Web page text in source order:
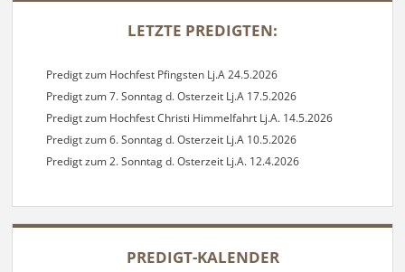
SIDEBAR
LETZTE PREDIGTEN:
Predigt zum Hochfest Pfingsten Lj.A 24.5.2026
Predigt zum 7. Sonntag d. Osterzeit Lj.A 17.5.2026
Predigt zum Hochfest Christi Himmelfahrt Lj.A. 14.5.2026
Predigt zum 6. Sonntag d. Osterzeit Lj.A 10.5.2026
Predigt zum 2. Sonntag d. Osterzeit Lj.A. 12.4.2026
PREDIGT-KALENDER